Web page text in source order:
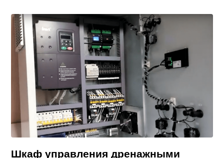
Шкаф управления дренажными